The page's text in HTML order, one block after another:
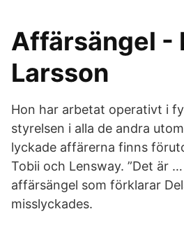
Affärsängel -
Larsson
Hon har arbetat operativt i
styrelsen i alla de andra
lyckade affärerna finns
Tobii och Lensway. ”Det är
affärsängel som förklarar
misslyckades.